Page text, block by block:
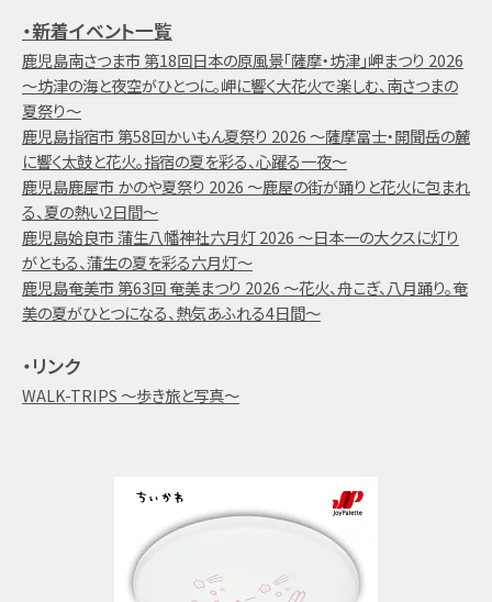
・新着イベント一覧
鹿児島南さつま市 第18回日本の原風景「薩摩・坊津」岬まつり 2026
～坊津の海と夜空がひとつに。岬に響く大花火で楽しむ、南さつまの
夏祭り～
鹿児島指宿市 第58回かいもん夏祭り 2026 ～薩摩富士・開聞岳の麓
に響く太鼓と花火。指宿の夏を彩る、心躍る一夜～
鹿児島鹿屋市 かのや夏祭り 2026 ～鹿屋の街が踊りと花火に包まれ
る、夏の熱い2日間～
鹿児島姶良市 蒲生八幡神社六月灯 2026 ～日本一の大クスに灯り
がともる、蒲生の夏を彩る六月灯～
鹿児島奄美市 第63回 奄美まつり 2026 ～花火、舟こぎ、八月踊り。奄
美の夏がひとつになる、熱気あふれる4日間～
・リンク
WALK-TRIPS ～歩き旅と写真～